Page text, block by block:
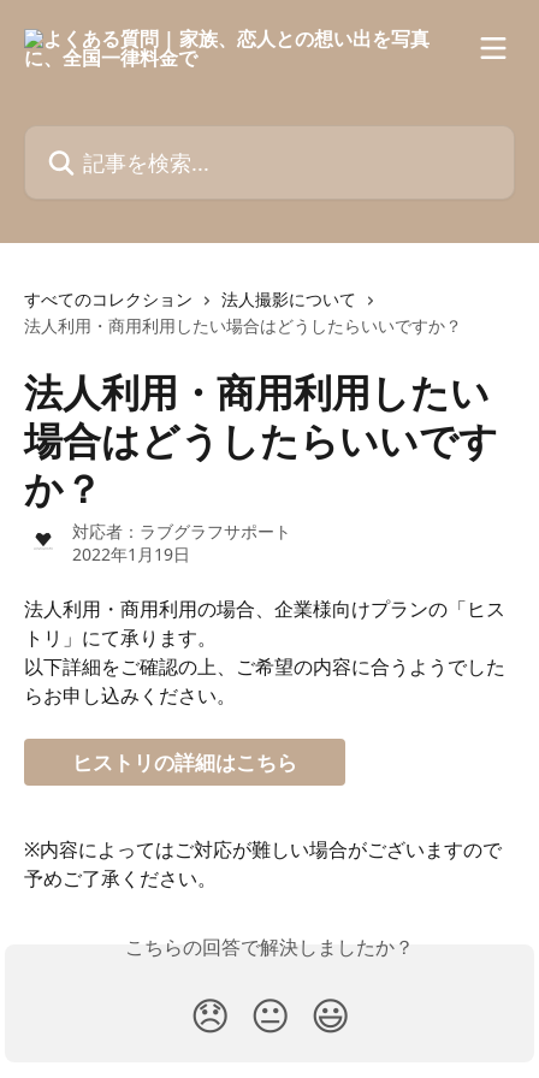
すべてのコレクション
法人撮影について
法人利用・商用利用したい場合はどうしたらいいですか？
法人利用・商用利用したい
場合はどうしたらいいです
か？
対応者： ラブグラフサポート
2022年1月19日
法人利用・商用利用の場合、企業様向けプランの「ヒス
トリ」にて承ります。
以下詳細をご確認の上、ご希望の内容に合うようでした
らお申し込みください。
ヒストリの詳細はこちら
※内容によってはご対応が難しい場合がございますので
予めご了承ください。
こちらの回答で解決しましたか？
😞 😐 😃